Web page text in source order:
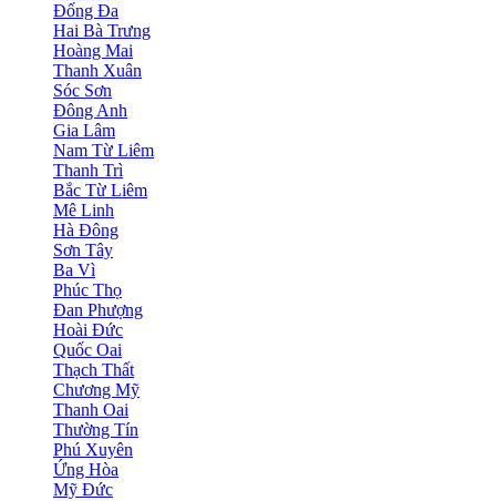
Đống Đa
Hai Bà Trưng
Hoàng Mai
Thanh Xuân
Sóc Sơn
Đông Anh
Gia Lâm
Nam Từ Liêm
Thanh Trì
Bắc Từ Liêm
Mê Linh
Hà Đông
Sơn Tây
Ba Vì
Phúc Thọ
Đan Phượng
Hoài Đức
Quốc Oai
Thạch Thất
Chương Mỹ
Thanh Oai
Thường Tín
Phú Xuyên
Ứng Hòa
Mỹ Đức